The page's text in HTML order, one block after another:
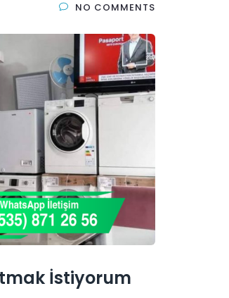
NO COMMENTS
İstiyorum